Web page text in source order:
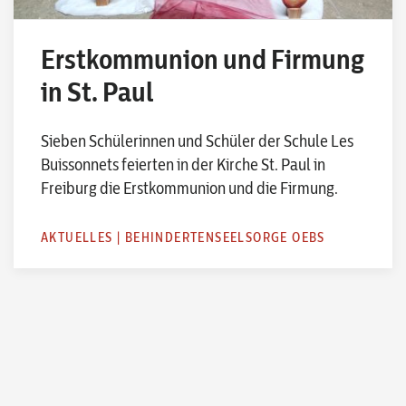
Erstkommunion und Firmung
in St. Paul
Sieben Schülerinnen und Schüler der Schule Les
Buissonnets feierten in der Kirche St. Paul in
Freiburg die Erstkommunion und die Firmung.
AKTUELLES | BEHINDERTENSEELSORGE OEBS